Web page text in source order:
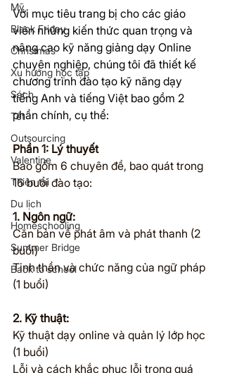
Mỹ
Black Friday
Christmas
Xu hướng học tập
Sách
Tết
Outsourcing
Valentine
Thiên tai
Du lịch
Homeschooling
Summer Bridge
Back to school
Với mục tiêu trang bị cho các giáo
viên những kiến thức quan trọng và
nâng cao kỹ năng giảng dạy Online
chuyên nghiệp, chúng tôi đã thiết kế
chương trình đào tạo kỹ năng dạy
tiếng Anh và tiếng Việt bao gồm 2
phần chính, cụ thể:
Phần 1: Lý thuyết
Bao gồm 6 chuyên đề, bao quát trong
16 buổi đào tạo:
1. Ngôn ngữ:
Căn bản về phát âm và phát thanh (2
buổi)
Tinh thần và chức năng của ngữ pháp
(1 buổi)
2. Kỹ thuật:
Kỹ thuật dạy online và quản lý lớp học
(1 buổi)
Lỗi và cách khắc phục lỗi trong quá